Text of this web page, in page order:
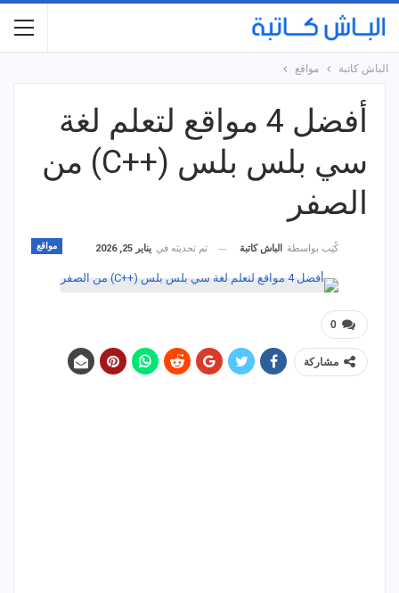
الباش كاتبة مواقع
أفضل 4 مواقع لتعلم لغة
سي بلس بلس (++C) من
الصفر
مواقع كُتِب بواسطة الباش كاتبة تم تحديثه في يناير 25, 2026
0
مشاركة